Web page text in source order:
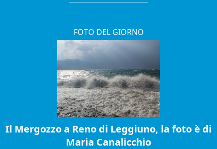
FOTO DEL GIORNO
Il Mergozzo a Reno di Leggiuno, la foto è di
Maria Canalicchio